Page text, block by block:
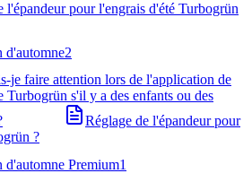
l'épandeur pour l'engrais d'été Turbogrün
d'automne2
je faire attention lors de l'application de
Turbogrün s'il y a des enfants ou des
Réglage de l'épandeur pour
?
d'automne Premium1